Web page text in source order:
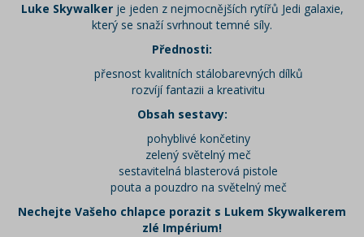
Luke Skywalker je jeden z nejmocnějších rytířů Jedi galaxie,
který se snaží svrhnout temné síly.
Přednosti:
přesnost kvalitních stálobarevných dílků
rozvíjí fantazii a kreativitu
Obsah sestavy:
pohyblivé končetiny
zelený světelný meč
sestavitelná blasterová pistole
pouta a pouzdro na světelný meč
Nechejte Vašeho chlapce porazit s Lukem Skywalkerem
zlé Impérium!